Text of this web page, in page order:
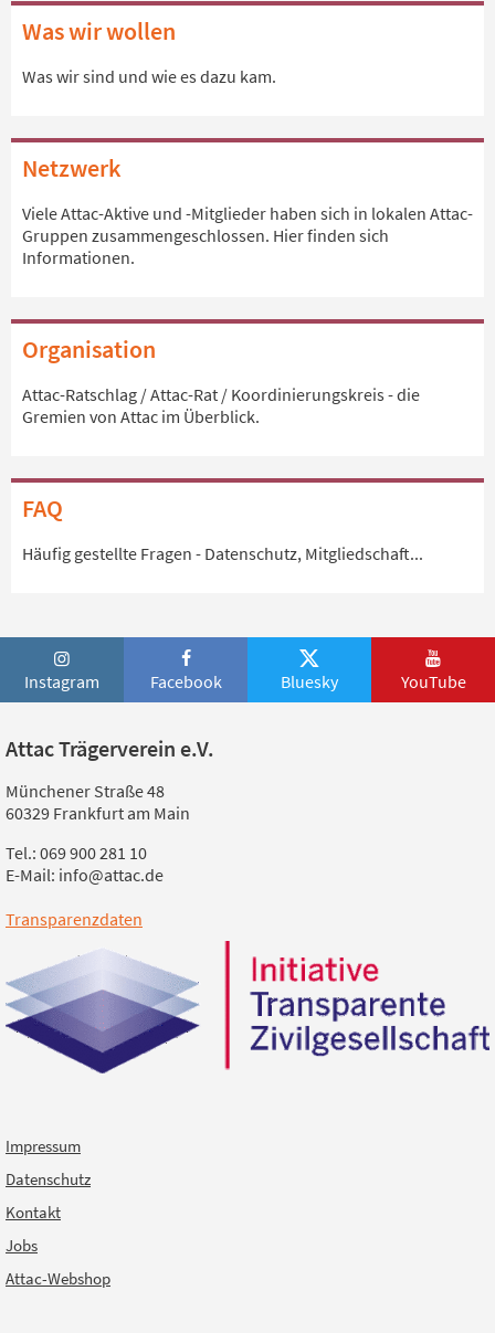
Was wir wollen
Was wir sind und wie es dazu kam.
Netzwerk
Viele Attac-Aktive und -Mitglieder haben sich in lokalen Attac-
Gruppen zusammengeschlossen. Hier finden sich
Informationen.
Organisation
Attac-Ratschlag / Attac-Rat / Koordinierungskreis - die
Gremien von Attac im Überblick.
FAQ
Häufig gestellte Fragen - Datenschutz, Mitgliedschaft...
Instagram Facebook Bluesky YouTube
Attac Trägerverein e.V.
Münchener Straße 48
60329 Frankfurt am Main
Tel.: 069 900 281 10
E-Mail: info@attac.de
Transparenzdaten
Impressum
Datenschutz
Kontakt
Jobs
Attac-Webshop